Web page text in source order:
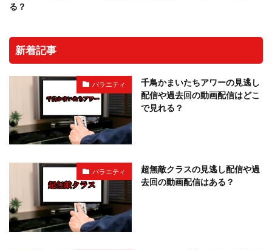
る？
新着記事
バラエティ
千鳥かまいたちアワーの見逃し
配信や過去回の動画配信はどこ
で見れる？
バラエティ
超無敵クラスの見逃し配信や過
去回の動画配信はある？